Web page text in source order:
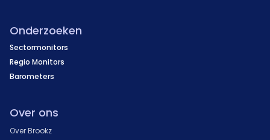
Onderzoeken
Sectormonitors
Regio Monitors
Barometers
Over ons
Over Brookz